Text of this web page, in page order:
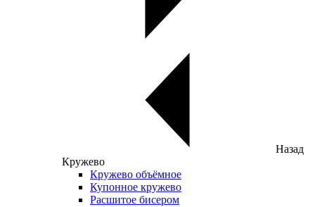
Назад
Кружево
Кружево объёмное
Купонное кружево
Расшитое бисером